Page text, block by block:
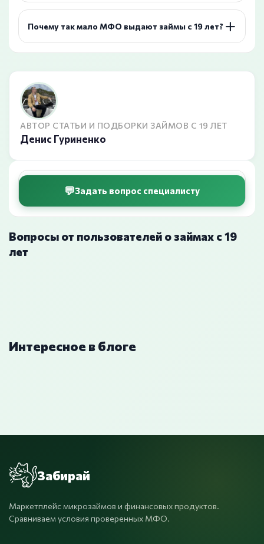
Почему так мало МФО выдают займы с 19 лет?
АВТОР СТАТЬИ И ПОДБОРКИ ЗАЙМОВ С 19 ЛЕТ
Денис Гуриненко
Задать вопрос специалисту
Вопросы от пользователей о займах с 19
лет
Интересное в блоге
Забирай
Маркетплейс микрозаймов и финансовых продуктов.
Сравниваем условия проверенных МФО.